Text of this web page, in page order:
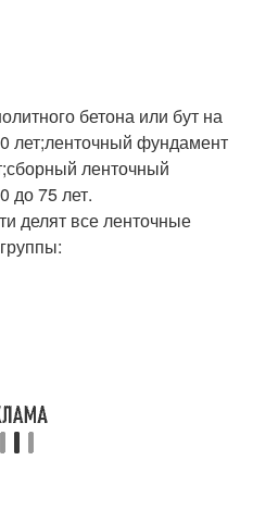
Частный дом
Вентиляция в погребе
бетона или бут на
лет;ленточный фундамент
ленточный
до 75 лет.
делят все ленточные